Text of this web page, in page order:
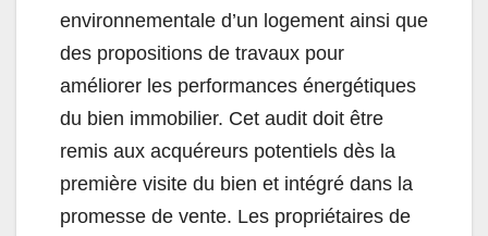
environnementale d’un logement ainsi que
des propositions de travaux pour
améliorer les performances énergétiques
du bien immobilier. Cet audit doit être
remis aux acquéreurs potentiels dès la
première visite du bien et intégré dans la
promesse de vente. Les propriétaires de